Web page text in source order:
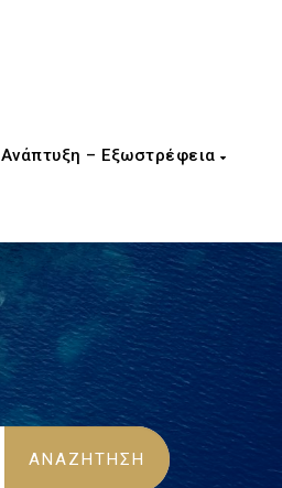
Ανάπτυξη – Εξωστρέφεια